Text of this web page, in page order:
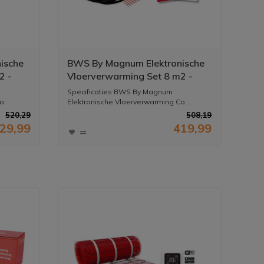
-
520,29
BWS By Magnum Elektronische
Vloerverwarming Set 8 m2 -
1200 Watt - Wifi Thermostaat
Zwart
Specificaties BWS By Magnum
Elektronische Vloerverwarming Co...
508,19
419,99